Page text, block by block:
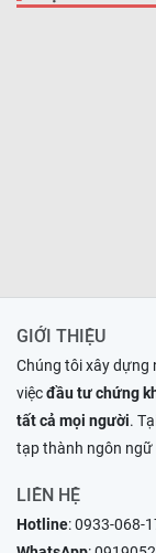
GIỚI THIỆU
Chúng tôi xây dựng
việcđầu tư chứng
tất cả mọi người.
tạp thành ngôn
LIÊN HỆ
Hotline:0933-068-